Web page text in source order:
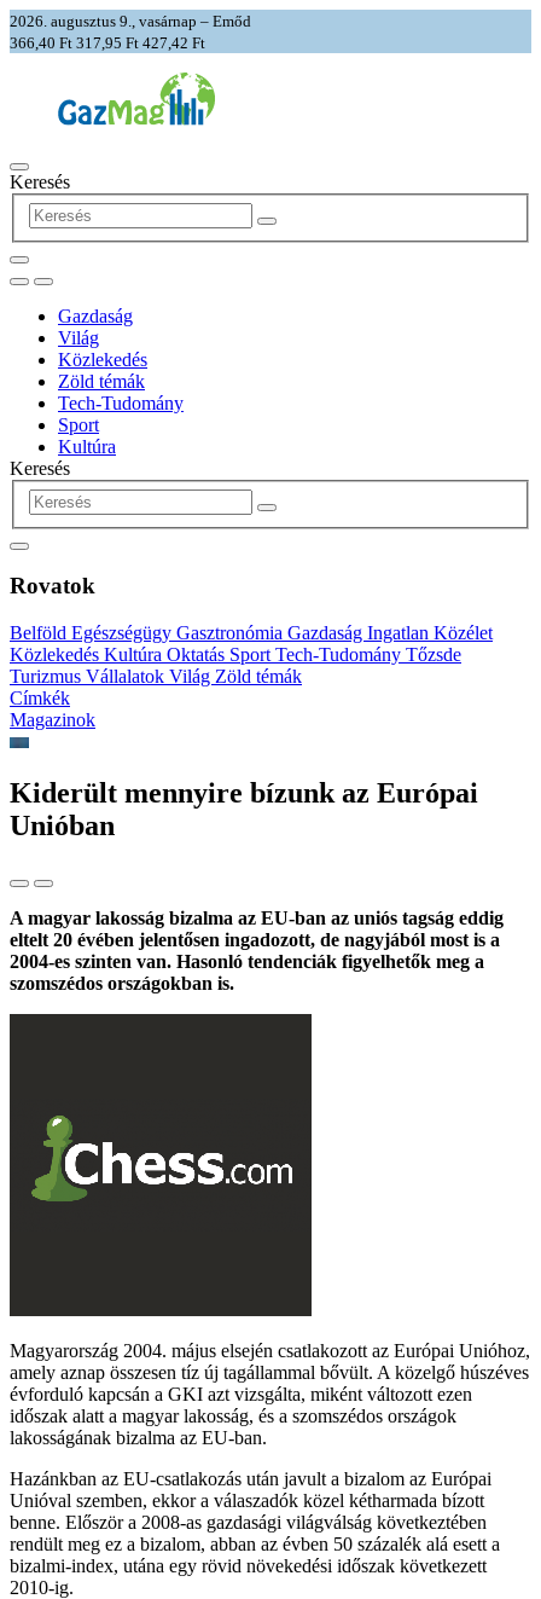
2026. augusztus 9., vasárnap – Emőd
366,40 Ft 317,95 Ft 427,42 Ft
Keresés
Gazdaság
Világ
Közlekedés
Zöld témák
Tech-Tudomány
Sport
Kultúra
Keresés
Rovatok
Belföld Egészségügy Gasztronómia Gazdaság Ingatlan Közélet
Közlekedés Kultúra Oktatás Sport Tech-Tudomány Tőzsde
Turizmus Vállalatok Világ Zöld témák
Címkék
Magazinok
Kiderült mennyire bízunk az Európai
Unióban
A magyar lakosság bizalma az EU-ban az uniós tagság eddig
eltelt 20 évében jelentősen ingadozott, de nagyjából most is a
2004-es szinten van. Hasonló tendenciák figyelhetők meg a
szomszédos országokban is.
Magyarország 2004. május elsején csatlakozott az Európai Unióhoz,
amely aznap összesen tíz új tagállammal bővült. A közelgő húszéves
évforduló kapcsán a GKI azt vizsgálta, miként változott ezen
időszak alatt a magyar lakosság, és a szomszédos országok
lakosságának bizalma az EU-ban.
Hazánkban az EU-csatlakozás után javult a bizalom az Európai
Unióval szemben, ekkor a válaszadók közel kétharmada bízott
benne. Először a 2008-as gazdasági világválság következtében
rendült meg ez a bizalom, abban az évben 50 százalék alá esett a
bizalmi-index, utána egy rövid növekedési időszak következett
2010-ig.